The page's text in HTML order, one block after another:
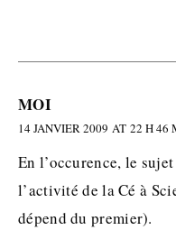
MOI
14 JANVIER 2009 AT 22 H 46
En l’occurence, le
l’activité de la Cé à
dépend du premier).